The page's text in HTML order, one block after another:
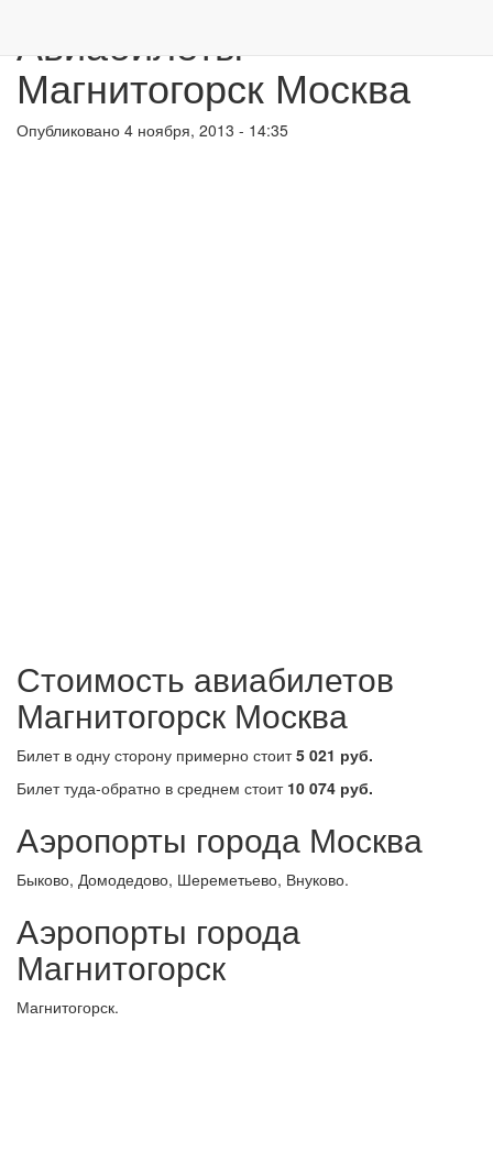
Авиабилеты
Магнитогорск Москва
Опубликовано 4 ноября, 2013 - 14:35
Стоимость авиабилетов
Магнитогорск Москва
Билет в одну сторону примерно стоит5 021 руб.
Билет туда-обратно в среднем стоит 10 074 руб.
Аэропорты города Москва
Быково, Домодедово, Шереметьево, Внуково.
Аэропорты города
Магнитогорск
Магнитогорск.